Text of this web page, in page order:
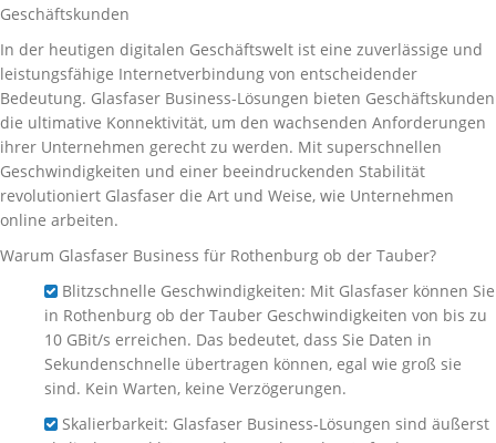
Geschäftskunden
In der heutigen digitalen Geschäftswelt ist eine zuverlässige und
leistungsfähige Internetverbindung von entscheidender
Bedeutung. Glasfaser Business-Lösungen bieten Geschäftskunden
die ultimative Konnektivität, um den wachsenden Anforderungen
ihrer Unternehmen gerecht zu werden. Mit superschnellen
Geschwindigkeiten und einer beeindruckenden Stabilität
revolutioniert Glasfaser die Art und Weise, wie Unternehmen
online arbeiten.
Warum Glasfaser Business für Rothenburg ob der Tauber?
Blitzschnelle Geschwindigkeiten: Mit Glasfaser können Sie
in Rothenburg ob der Tauber Geschwindigkeiten von bis zu
10 GBit/s erreichen. Das bedeutet, dass Sie Daten in
Sekundenschnelle übertragen können, egal wie groß sie
sind. Kein Warten, keine Verzögerungen.
Skalierbarkeit: Glasfaser Business-Lösungen sind äußerst